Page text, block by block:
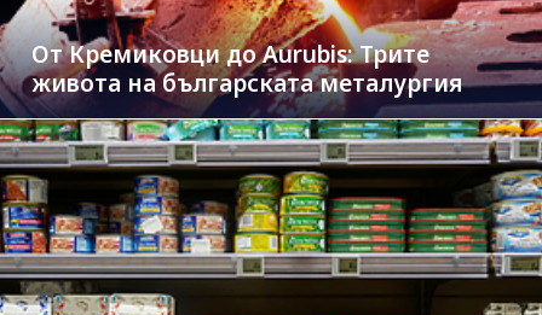
От Кремиковци до Aurubis: Трите
живота на българската металургия